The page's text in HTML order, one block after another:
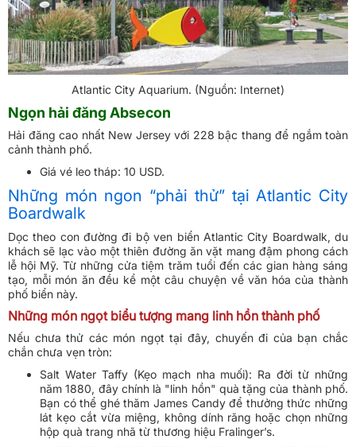
Atlantic City Aquarium. (Nguồn: Internet)
Ngọn hải đăng Absecon
Hải đăng cao nhất New Jersey với 228 bậc thang để ngắm toàn
cảnh thành phố.
Giá vé leo tháp: 10 USD.
Những món ngon “phải thử” tại Atlantic City
Boardwalk
Dọc theo con đường đi bộ ven biển Atlantic City Boardwalk, du
khách sẽ lạc vào một thiên đường ăn vặt mang đậm phong cách
lễ hội Mỹ. Từ những cửa tiệm trăm tuổi đến các gian hàng sáng
tạo, mỗi món ăn đều kể một câu chuyện về văn hóa của thành
phố biển này.
Những món ngọt biểu tượng mang linh hồn thành phố
Nếu chưa thử các món ngọt tại đây, chuyến đi của bạn chắc
chắn chưa vẹn tròn:
Salt Water Taffy (Kẹo mạch nha muối): Ra đời từ những
năm 1880, đây chính là "linh hồn" quà tặng của thành phố.
Bạn có thể ghé thăm James Candy để thưởng thức những
lát kẹo cắt vừa miệng, không dính răng hoặc chọn những
hộp quà trang nhã từ thương hiệu Fralinger’s.